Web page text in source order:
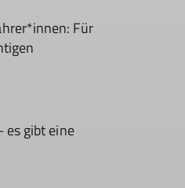
Für
es gibt eine